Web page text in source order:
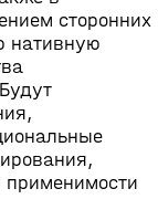
сторонних
нативную
применимости